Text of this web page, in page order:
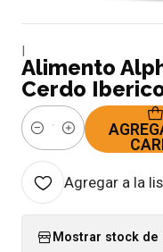
Alimento
Cerdo
Cantidad
Agregar a la
Mostrar stock de